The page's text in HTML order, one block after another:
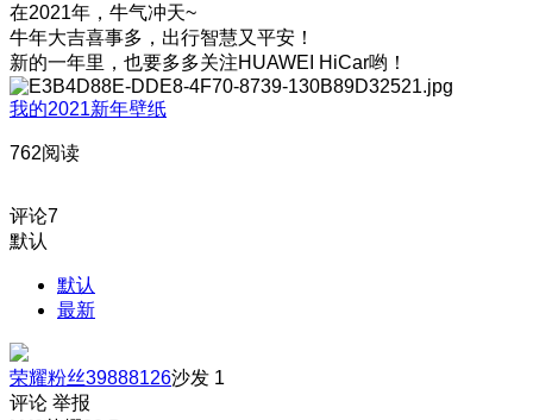
在2021年，牛气冲天~
牛年大吉喜事多，出行智慧又平安！
新的一年里，也要多多关注HUAWEI HiCar哟！
我的2021新年壁纸
762阅读
评论7
默认
默认
最新
荣耀粉丝39888126沙发 1
评论 举报